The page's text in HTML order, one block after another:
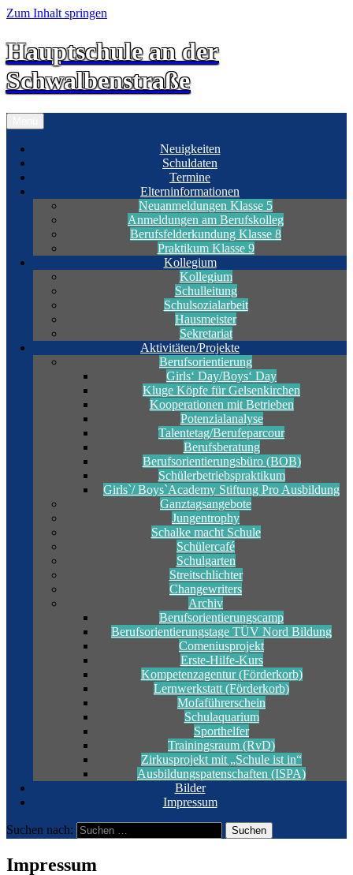
Zum Inhalt springen
Hauptschule an der
Schwalbenstraße
Neuigkeiten
Schuldaten
Termine
Elterninformationen
Neuanmeldungen Klasse 5
Anmeldungen am Berufskolleg
Berufsfelderkundung Klasse 8
Praktikum Klasse 9
Kollegium
Kollegium
Schulleitung
Schulsozialarbeit
Hausmeister
Sekretariat
Aktivitäten/Projekte
Berufsorientierung
Girls‘ Day/Boys‘ Day
Kluge Köpfe für Gelsenkirchen
Kooperationen mit Betrieben
Potenzialanalyse
Talentetag/Berufeparcour
Berufsberatung
Berufsorientierungsbüro (BOB)
Schülerbetriebspraktikum
Girls`/ Boys`Academy Stiftung Pro Ausbildung
Ganztagsangebote
Jungentrophy
Schalke macht Schule
Schülercafé
Schulgarten
Streitschlichter
Changewriters
Archiv
Berufsorientierungscamp
Berufsorientierungstage TÜV Nord Bildung
Comeniusprojekt
Erste-Hilfe-Kurs
Kompetenzagentur (Förderkorb)
Lernwerkstatt (Förderkorb)
Mofaführerschein
Schulaquarium
Sporthelfer
Trainingsraum (RvD)
Zirkusprojekt mit „Schule ist in“
Ausbildungspatenschaften (ISPA)
Bilder
Impressum
Suchen nach:
Impressum